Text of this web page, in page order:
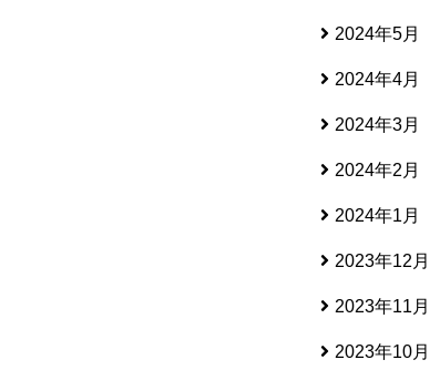
2024年5月
2024年4月
2024年3月
2024年2月
2024年1月
2023年12月
2023年11月
2023年10月